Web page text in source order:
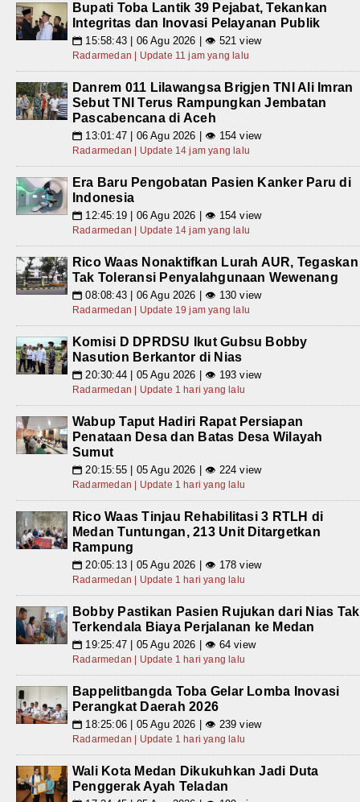
Bupati Toba Lantik 39 Pejabat, Tekankan
Integritas dan Inovasi Pelayanan Publik
📅 15:58:43 | 06 Agu 2026 | 👁 521 view
Radarmedan | Update 11 jam yang lalu
Danrem 011 Lilawangsa Brigjen TNI Ali Imran
Sebut TNI Terus Rampungkan Jembatan
Pascabencana di Aceh
📅 13:01:47 | 06 Agu 2026 | 👁 154 view
Radarmedan | Update 14 jam yang lalu
Era Baru Pengobatan Pasien Kanker Paru di
Indonesia
📅 12:45:19 | 06 Agu 2026 | 👁 154 view
Radarmedan | Update 14 jam yang lalu
Rico Waas Nonaktifkan Lurah AUR, Tegaskan
Tak Toleransi Penyalahgunaan Wewenang
📅 08:08:43 | 06 Agu 2026 | 👁 130 view
Radarmedan | Update 19 jam yang lalu
Komisi D DPRDSU Ikut Gubsu Bobby
Nasution Berkantor di Nias
📅 20:30:44 | 05 Agu 2026 | 👁 193 view
Radarmedan | Update 1 hari yang lalu
Wabup Taput Hadiri Rapat Persiapan
Penataan Desa dan Batas Desa Wilayah
Sumut
📅 20:15:55 | 05 Agu 2026 | 👁 224 view
Radarmedan | Update 1 hari yang lalu
Rico Waas Tinjau Rehabilitasi 3 RTLH di
Medan Tuntungan, 213 Unit Ditargetkan
Rampung
📅 20:05:13 | 05 Agu 2026 | 👁 178 view
Radarmedan | Update 1 hari yang lalu
Bobby Pastikan Pasien Rujukan dari Nias Tak
Terkendala Biaya Perjalanan ke Medan
📅 19:25:47 | 05 Agu 2026 | 👁 64 view
Radarmedan | Update 1 hari yang lalu
Bappelitbangda Toba Gelar Lomba Inovasi
Perangkat Daerah 2026
📅 18:25:06 | 05 Agu 2026 | 👁 239 view
Radarmedan | Update 1 hari yang lalu
Wali Kota Medan Dikukuhkan Jadi Duta
Penggerak Ayah Teladan